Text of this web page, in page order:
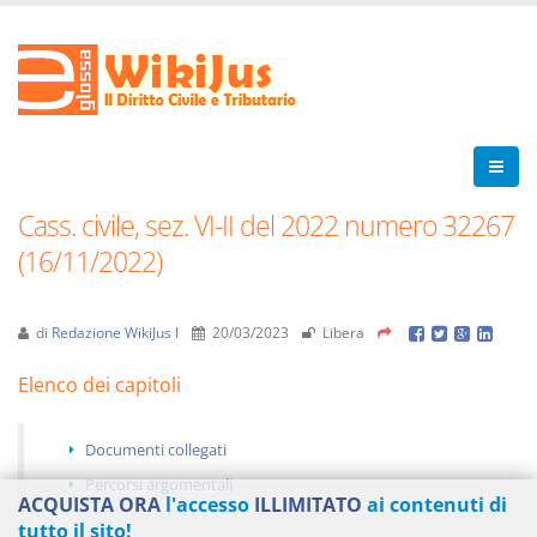
Cass. civile, sez. VI-II del 2022 numero 32267
(16/11/2022)
di Redazione WikiJus I 20/03/2023 Libera
Elenco dei capitoli
Documenti collegati
Percorsi argomentali
ACQUISTA ORA l'accesso ILLIMITATO ai contenuti di
tutto il sito!